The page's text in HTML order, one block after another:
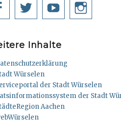
Facebook
TwitterYouTube
Inhalte
Würselen
der Stadt Würselen
der Stadt
Aachen